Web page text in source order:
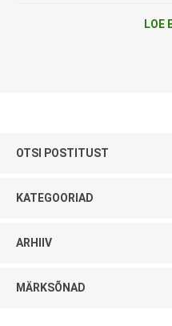
LOE
OTSI POSTITUST
KATEGOORIAD
ARHIIV
MÄRKSÕNAD